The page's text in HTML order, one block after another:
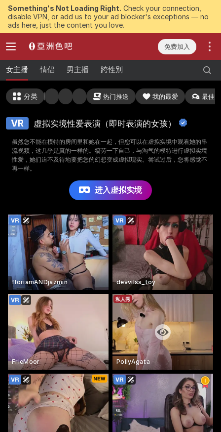
Something's Not Loading Right. Check your connection,
disable VPN, or add us to your ad blocker's exceptions — no
ads here, just the content you love.
免费加入
女主播 情侣 男主播 跨性別
分类 热门推送 我的最爱 最佳
VR 虚拟实境性爱表演（即时表演的女孩）
虽然您不能在模特的房间里和她在一起，但您可以在虚拟实境中观看她的串
流视频，这几乎是真的一样的。犒劳一下自己，与淘气的模特进行虚拟实境
性爱，她们迫不及待地要把您的幻想变成虚拟现实。尝试过后，您将感觉不
再一样。
进入虚拟实境
floriamANDjazmin devvilss_toy
FrieMoor
私人秀
PollyAgata